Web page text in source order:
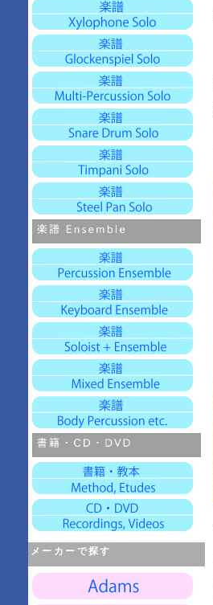
メーカーで探す